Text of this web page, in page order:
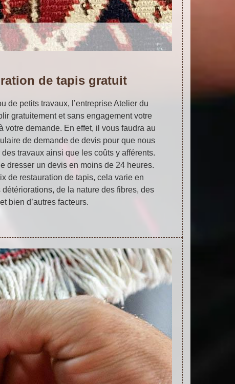
de tapis gratuit
de petits travaux, l’entreprise Atelier du
gratuitement et sans engagement votre
votre demande. En effet, il vous faudra au
de demande de devis pour que nous
travaux ainsi que les coûts y afférents.
dresser un devis en moins de 24 heures.
de restauration de tapis, cela varie en
de la nature des fibres, des
bien d’autres facteurs.